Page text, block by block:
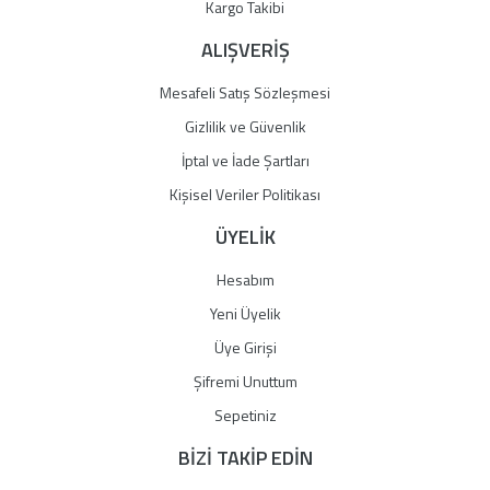
Kargo Takibi
ALIŞVERİŞ
Mesafeli Satış Sözleşmesi
Gizlilik ve Güvenlik
İptal ve İade Şartları
Kişisel Veriler Politikası
ÜYELİK
Hesabım
Yeni Üyelik
Üye Girişi
Şifremi Unuttum
Sepetiniz
BİZİ TAKİP EDİN